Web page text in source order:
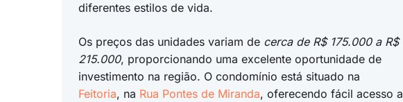
diferentes estilos de vida.
Os preços das unidades variam de cerca de R$ 175.000 a R$
215.000, proporcionando uma excelente oportunidade de
investimento na região. O condomínio está situado na
Feitoria, na Rua Pontes de Miranda, oferecendo fácil acesso a